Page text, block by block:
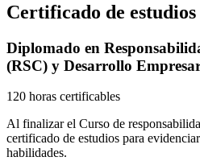
Certificado de estudios
Diplomado en
(RSC) y Desarrollo
120 horas certificables
Al finalizar el Curso de
certificado de estudios para
habilidades.